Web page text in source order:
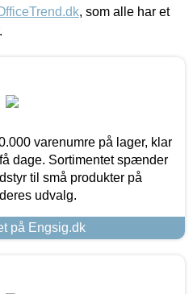
, som alle har et
varenumre på lager, klar
dage. Sortimentet spænder
til små produkter på
udvalg.
på Engsig.dk